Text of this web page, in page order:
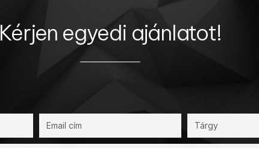
Kérjen egyedi ajánlatot!